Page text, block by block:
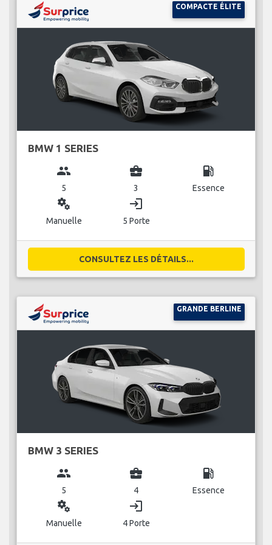
COMPACTE ÉLITE
BMW 1 SERIES
group
5
business_center
3
local_gas_station
Essence
miscellaneous_services
Manuelle
login
5 Porte
CONSULTEZ LES DÉTAILS...
GRANDE BERLINE
BMW 3 SERIES
group
5
business_center
4
local_gas_station
Essence
miscellaneous_services
Manuelle
login
4 Porte